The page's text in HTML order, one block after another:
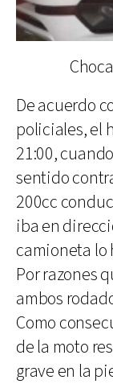
De acuerdo
policiales, el
21:00,
sentido
200cc
iba en
camioneta lo
Por razones
ambos
Como
de la moto
grave en la